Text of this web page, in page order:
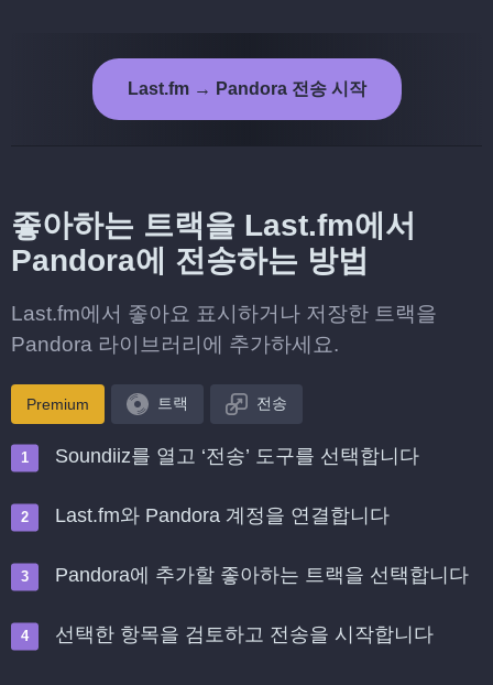
Last.fm → Pandora 전송 시작
좋아하는 트랙을 Last.fm에서
Pandora에 전송하는 방법
Last.fm에서 좋아요 표시하거나 저장한 트랙을
Pandora 라이브러리에 추가하세요.
Premium 트랙 전송
Soundiiz를 열고 ‘전송’ 도구를 선택합니다
Last.fm와 Pandora 계정을 연결합니다
Pandora에 추가할 좋아하는 트랙을 선택합니다
선택한 항목을 검토하고 전송을 시작합니다